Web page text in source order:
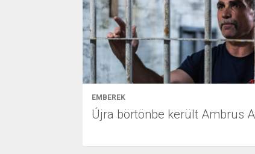
EMBEREK
Újra börtönbe került Ambrus